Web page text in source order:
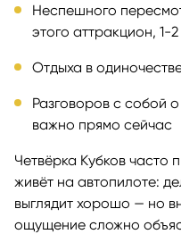
Неспешного
этого аттракцион, 1-
Отдыха в
Разговоров с собой
важно прямо сейчас
Четвёрка Кубков часто
живёт на автопилоте:
выглядит хорошо — но
ощущение сложно